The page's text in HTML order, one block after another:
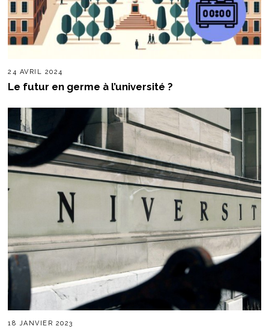
24 AVRIL 2024
Le futur en germe à l’université ?
18 JANVIER 2023